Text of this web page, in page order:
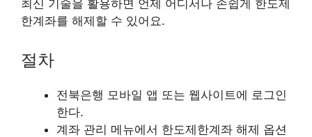
최신 기술을 활용하면 언제 어디서나 손쉽게 한도제
한계좌를 해제할 수 있어요.
절차
전북은행 모바일 앱 또는 웹사이트에 로그인
한다.
계좌 관리 메뉴에서 한도제한계좌 해제 옵션